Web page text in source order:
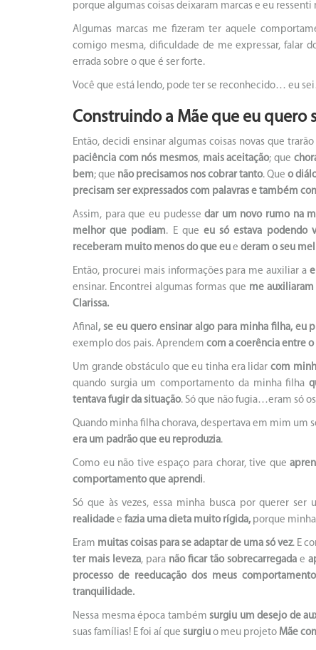
porque algumas coisas deixaram marcas e eu ressenti
Algumas marcas me fizeram ter aquele
comigo mesma, dificuldade de me expressar, falar
errada sobre o que é ser forte.
Você que está lendo, pode ter se reconhecido… eu
Construindo a Mãe que eu quero
Então, decidi ensinar algumas coisas novas que
paciência com nós mesmos, mais aceitação; que
bem; que não precisamos nos cobrar tanto. Queo
precisam ser expressados com palavras e também
Assim, para que eu pudessedar um novo rumo na
melhor que podiam. E queeu só estava podendo
receberam muito menos do que eu e deram o seu
Então, procurei mais informações para me auxiliar a
ensinar. Encontrei algumas formas que me auxiliaram
Clarissa.
Afinal, se eu quero ensinar algo para minha filha, eu
exemplo dos pais. Aprendem com a coerência entre
Um grande obstáculo que eu tinha era lidar com
quando surgia um comportamento da minha filha
tentava fugir da situação. Só que não fugia…eram só
Quando minha filha chorava, despertava em mim um
era um padrão que eu reproduzia.
Como eu não tive espaço para chorar, tive que
comportamento que aprendi.
Só que às vezes, essa minha busca por querer ser
realidade e fazia uma dieta muito rígida, porque
Eram muitas coisas para se adaptar de uma só vez. E
ter mais leveza, para não ficar tão sobrecarregada e
processo de reeducação dos meus
tranquilidade.
Nessa mesma época tambémsurgiu um desejo de
suas famílias! E foi aí que surgiu o meu projeto Mãe